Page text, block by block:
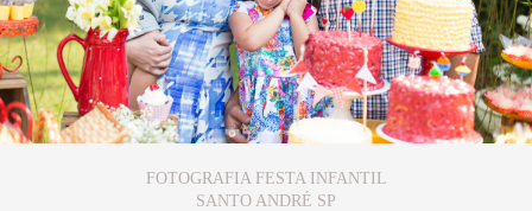
FOTOGRAFIA FESTA INFANTIL
SANTO ANDRÉ SP